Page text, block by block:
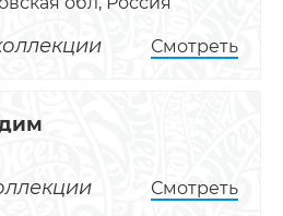
Смотреть
Смотреть